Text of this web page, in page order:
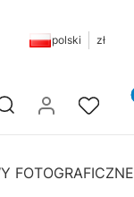
polski zł
Otwórz wyszukiwarkę
FOTOGRAFICZNE